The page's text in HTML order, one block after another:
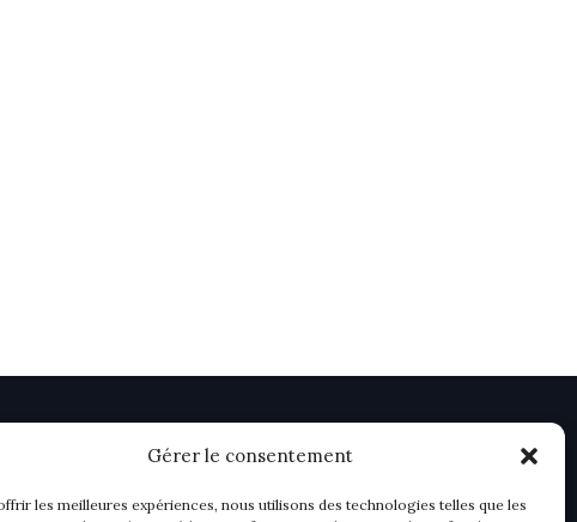
Gérer le consentement
les meilleures expériences, nous utilisons des technologies telles que les